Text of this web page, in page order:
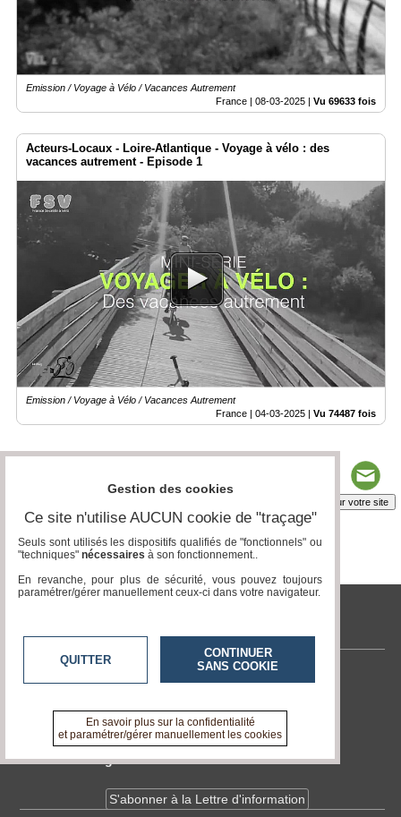
Emission / Voyage à Vélo / Vacances Autrement
France | 08-03-2025 | Vu 69633 fois
Acteurs-Locaux - Loire-Atlantique - Voyage à vélo : des
vacances autrement - Episode 1
Emission / Voyage à Vélo / Vacances Autrement
France | 04-03-2025 Vu 74487 fois
Insérez sur votre site
tvlocale.fr
Contactez-nous
A propos de tvlocale.fr
Devenir délégué
S'abonner à la Lettre d'information
Gestion des cookies
Ce site n'utilise AUCUN cookie de "traçage"
Seuls sont utilisés les dispositifs qualifiés de "fonctionnels" ou
"techniques" nécessaires à son fonctionnement..
En revanche, pour plus de sécurité, vous pouvez toujours
paramétrer/gérer manuellement ceux-ci dans votre navigateur.
QUITTER
CONTINUER
SANS COOKIE
En savoir plus sur la confidentialité
et paramétrer/gérer manuellement les cookies